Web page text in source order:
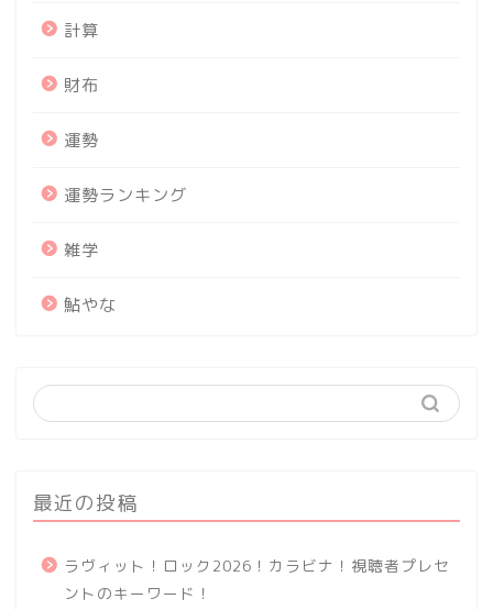
計算
財布
運勢
運勢ランキング
雑学
鮎やな
最近の投稿
ラヴィット！ロック2026！カラビナ！視聴者プレセ
ントのキーワード！